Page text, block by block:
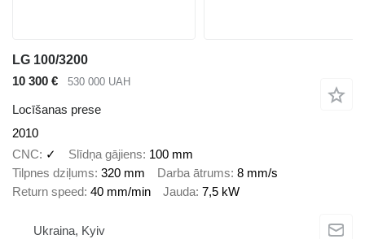
LG 100/3200
10 300 €
530 000 UAH
Locīšanas prese
2010
CNC
✓ Slīdņa gājiens 100 mm
Tilpnes dziļums 320 mm Darba ātrums 8 mm/s
Return speed 40 mm/min Jauda 7,5 kW
Ukraina, Kyiv